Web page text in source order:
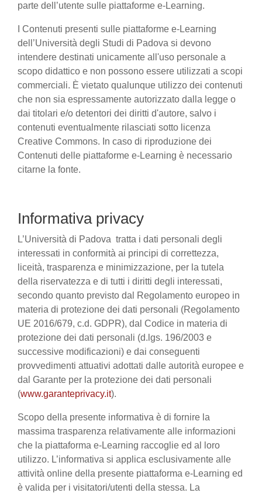
parte dell’utente sulle piattaforme e-Learning.
I Contenuti presenti sulle piattaforme e-Learning
dell’Università degli Studi di Padova si devono
intendere destinati unicamente all'uso personale a
scopo didattico e non possono essere utilizzati a scopi
commerciali. È vietato qualunque utilizzo dei contenuti
che non sia espressamente autorizzato dalla legge o
dai titolari e/o detentori dei diritti d'autore, salvo i
contenuti eventualmente rilasciati sotto licenza
Creative Commons. In caso di riproduzione dei
Contenuti delle piattaforme e-Learning è necessario
citarne la fonte.
Informativa privacy
L’Università di Padova tratta i dati personali degli
interessati in conformità ai principi di correttezza,
liceità, trasparenza e minimizzazione, per la tutela
della riservatezza e di tutti i diritti degli interessati,
secondo quanto previsto dal Regolamento europeo in
materia di protezione dei dati personali (Regolamento
UE 2016/679, c.d. GDPR), dal Codice in materia di
protezione dei dati personali (d.lgs. 196/2003 e
successive modificazioni) e dai conseguenti
provvedimenti attuativi adottati dalle autorità europee e
dal Garante per la protezione dei dati personali
(www.garanteprivacy.it).
Scopo della presente informativa è di fornire la
massima trasparenza relativamente alle informazioni
che la piattaforma e-Learning raccoglie ed al loro
utilizzo. L’informativa si applica esclusivamente alle
attività online della presente piattaforma e-Learning ed
è valida per i visitatori/utenti della stessa. La